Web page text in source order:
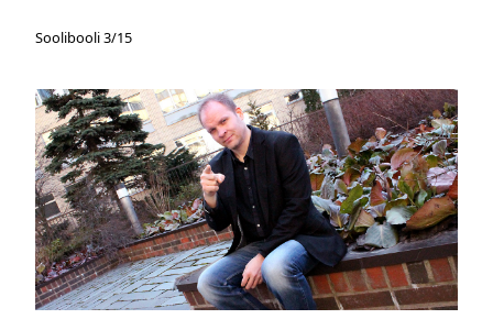
Soolibooli 3/15